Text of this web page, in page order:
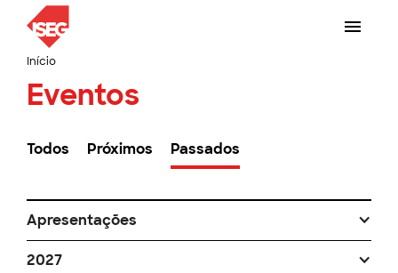
Início
Eventos
Todos Próximos Passados
Apresentações
2027